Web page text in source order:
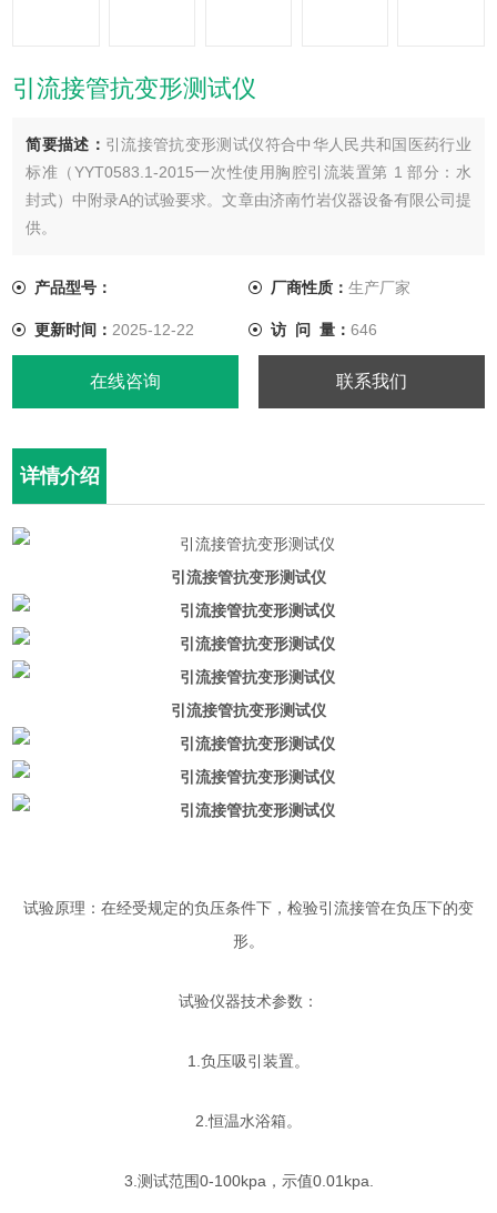
引流接管抗变形测试仪
简要描述： 引流接管抗变形测试仪符合中华人民共和国医药行业
标准（YYT0583.1-2015一次性使用胸腔引流装置第 1 部分：水
封式）中附录A的试验要求。文章由济南竹岩仪器设备有限公司提
供。
产品型号： 厂商性质： 生产厂家
更新时间： 2025-12-22 访 问 量： 646
在线咨询 联系我们
详情介绍
引流接管抗变形测试仪
引流接管抗变形测试仪
试验原理：在经受规定的负压条件下，检验引流接管在负压下的变
形。
试验仪器技术参数：
1.负压吸引装置。
2.恒温水浴箱。
3.测试范围0-100kpa，示值0.01kpa.